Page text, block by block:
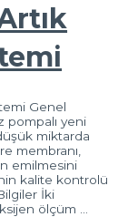
Genel
pompalı yeni
miktarda
membranı,
emilmesini
kalite kontrolü
İki
ölçüm …